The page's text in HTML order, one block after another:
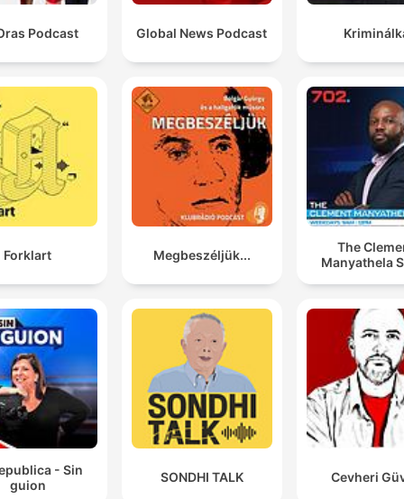
Podcast Global News Podcast
Forklart Megbeszéljük...
The
Manyathela
- Sin
guion
SONDHI TALK Cevheri